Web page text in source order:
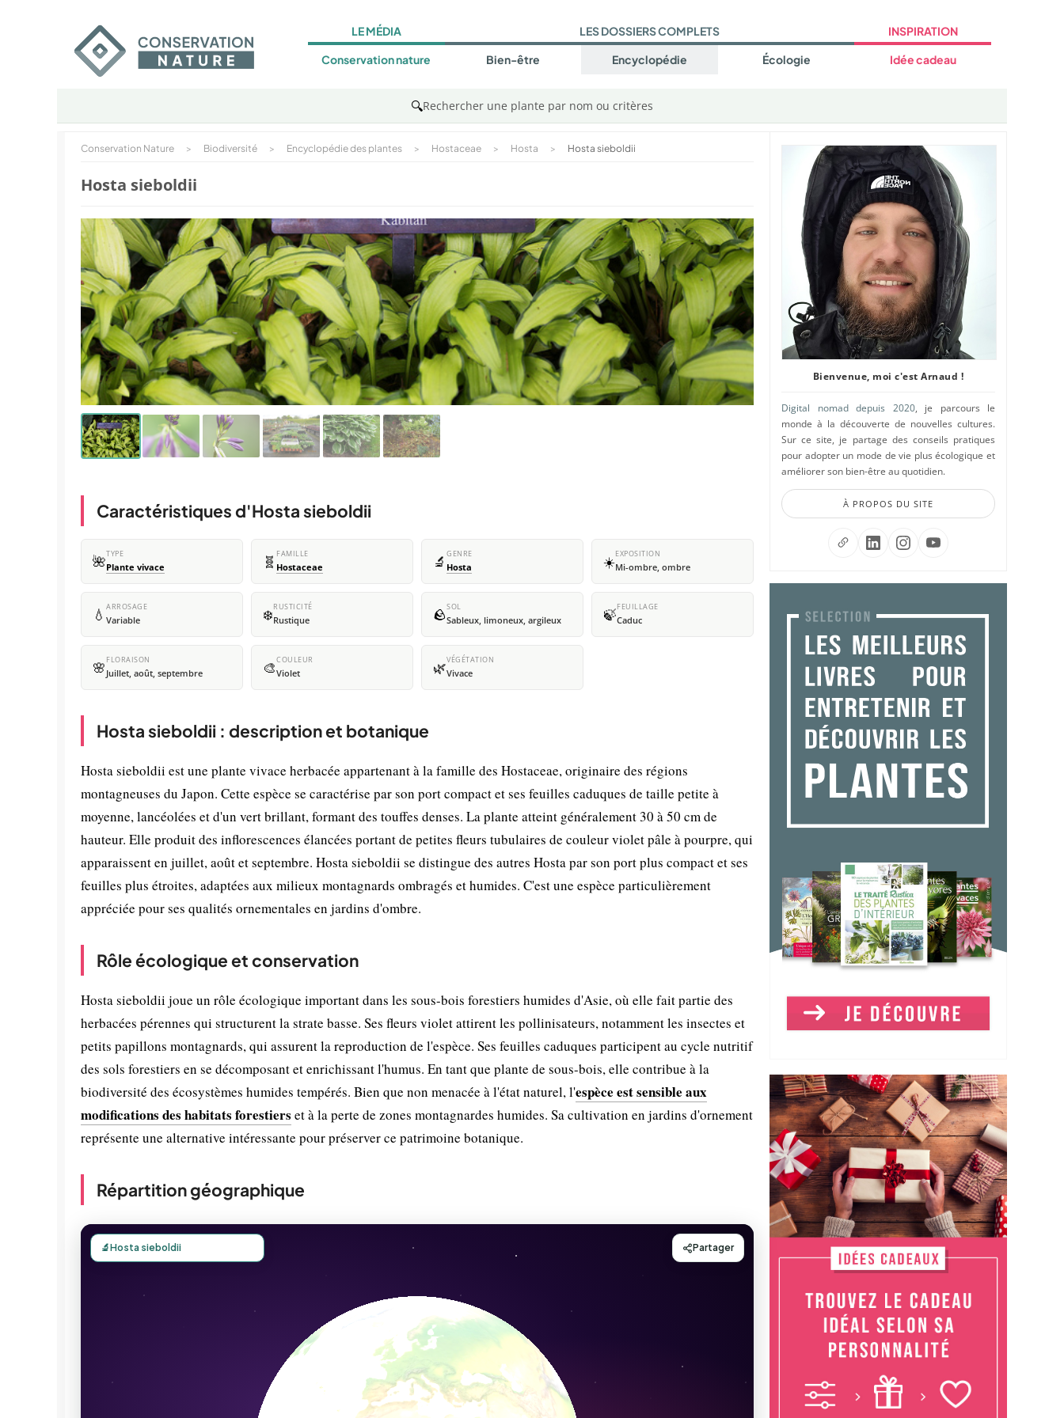
LE MÉDIA
Conservation nature
LES DOSSIERS COMPLETS
Bien-être Encyclopédie Écologie
INSPIRATION
Idée cadeau
🔍Rechercher une plante par nom ou critères
Conservation Nature > Biodiversité > Encyclopédie des plantes > Hostaceae > Hosta > Hosta sieboldii
Hosta sieboldii
Caractéristiques d'Hosta sieboldii
🌺TYPE
Plante vivace 🧬 FAMILLE
Hostaceae 🔬 GENRE
Hosta ☀️EXPOSITION
Mi-ombre, ombre
💧 ARROSAGE
Variable ❄️RUSTICITÉ
Rustique 🪨SOL
Sableux, limoneux, argileux 🍃FEUILLAGE
Caduc
🌸 FLORAISON
Juillet, août, septembre 🎨COULEUR
Violet 🌿VÉGÉTATION
Vivace
Hosta sieboldii : description et botanique
Hosta sieboldii est une plante vivace herbacée appartenant à la famille des Hostaceae, originaire des régions
montagneuses du Japon. Cette espèce se caractérise par son port compact et ses feuilles caduques de taille petite à
moyenne, lancéolées et d'un vert brillant, formant des touffes denses. La plante atteint généralement 30 à 50 cm de
hauteur. Elle produit des inflorescences élancées portant de petites fleurs tubulaires de couleur violet pâle à pourpre, qui
apparaissent en juillet, août et septembre. Hosta sieboldii se distingue des autres Hosta par son port plus compact et ses
feuilles plus étroites, adaptées aux milieux montagnards ombragés et humides. C'est une espèce particulièrement
appréciée pour ses qualités ornementales en jardins d'ombre.
Rôle écologique et conservation
Hosta sieboldii joue un rôle écologique important dans les sous-bois forestiers humides d'Asie, où elle fait partie des
herbacées pérennes qui structurent la strate basse. Ses fleurs violet attirent les pollinisateurs, notamment les insectes et
petits papillons montagnards, qui assurent la reproduction de l'espèce. Ses feuilles caduques participent au cycle nutritif
des sols forestiers en se décomposant et enrichissant l'humus. En tant que plante de sous-bois, elle contribue à la
biodiversité des écosystèmes humides tempérés. Bien que non menacée à l'état naturel, l'espèce est sensible aux
modifications des habitats forestiers et à la perte de zones montagnardes humides. Sa cultivation en jardins d'ornement
représente une alternative intéressante pour préserver ce patrimoine botanique.
Répartition géographique
Bienvenue, moi c'est Arnaud !
Digital nomad depuis 2020, je parcours le
monde à la découverte de nouvelles cultures.
Sur ce site, je partage des conseils pratiques
pour adopter un mode de vie plus écologique et
améliorer son bien-être au quotidien.
À PROPOS DU SITE